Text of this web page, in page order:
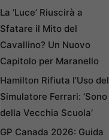
La ‘Luce’ Riuscirà a
Sfatare il Mito del
Cavallino? Un Nuovo
Capitolo per Maranello
Hamilton Rifiuta l’Uso del
Simulatore Ferrari: ‘Sono
della Vecchia Scuola’
GP Canada 2026: Guida